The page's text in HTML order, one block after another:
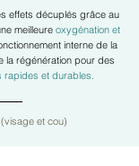
effets décuplés grâce au
meilleure oxygénation et
interne de la
la régénérationpour des
rapides et durables.
et cou)